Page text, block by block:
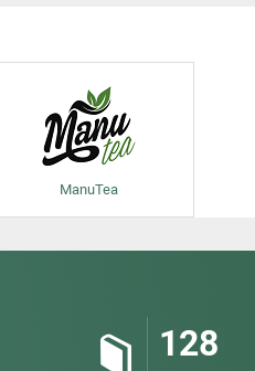
ManuTea
128